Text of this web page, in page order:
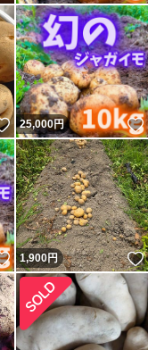
いいね！
25,000円
いいね！
1,900円